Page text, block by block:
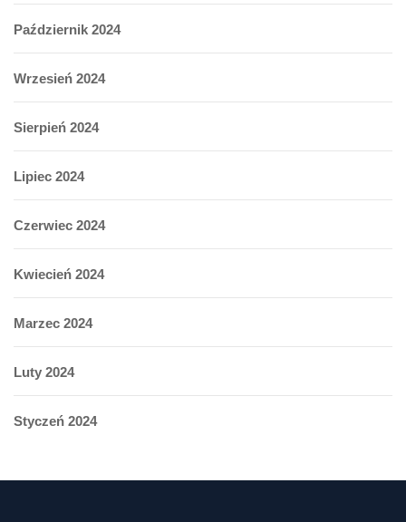
Październik 2024
Wrzesień 2024
Sierpień 2024
Lipiec 2024
Czerwiec 2024
Kwiecień 2024
Marzec 2024
Luty 2024
Styczeń 2024